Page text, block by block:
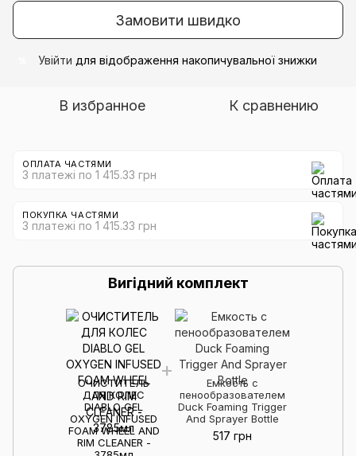
Замовити швидко
Увійти для відображення накопичувальної знижки
В избранное К сравнению
ОПЛАТА ЧАСТЯМИ
3 платежі по 1 415.33 грн
ПОКУПКА ЧАСТЯМИ
3 платежі по 1 415.33 грн
Вигідний комплект
ОЧИСТИТЕЛЬ
ДЛЯ КОЛЕС
DIABLO GEL
OXYGEN INFUSED
FOAM WHEEL AND
RIM CLEANER -
Емкость с
пенообразователем
Duck Foaming Trigger
And Sprayer Bottle
517 грн